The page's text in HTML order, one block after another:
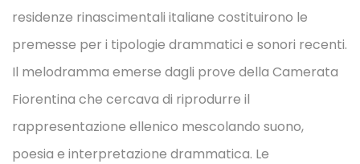
residenze rinascimentali italiane costituirono le
premesse per i tipologie drammatici e sonori recenti.
Il melodramma emerse dagli prove della Camerata
Fiorentina che cercava di riprodurre il
rappresentazione ellenico mescolando suono,
poesia e interpretazione drammatica. Le